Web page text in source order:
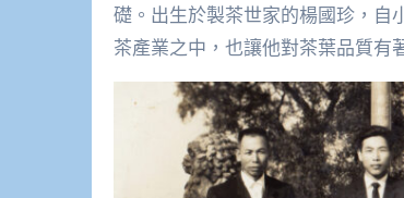
礎。出生於製茶世家的楊國珍，自
茶產業之中，也讓他對茶葉品質有